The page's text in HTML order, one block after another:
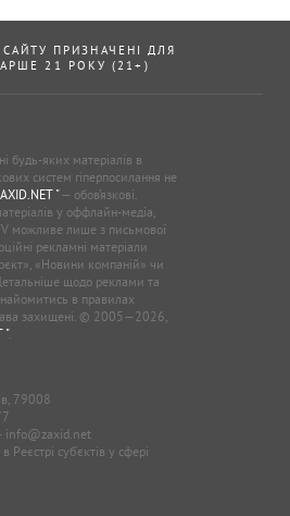
ПРИЗНАЧЕНІ ДЛЯ
21 РОКУ (21+)
будь-яких матеріалів в
систем гіперпосилання не
"— обов’язкові.
у оффлайн-медіа,
можливе лише з письмової
рекламні матеріали
«Новини компаній» чи
щодо реклами та
в правилах
захищені. © 2005—2026,
".
79008
info@zaxid.net
Реєстрі суб'єктів у сфері